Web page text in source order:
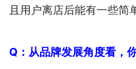
且用户离店后能有一些简
Q：从品牌发展角度看，